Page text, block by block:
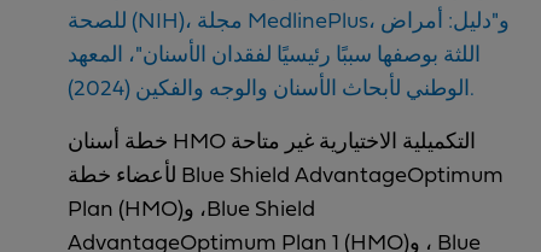
للصحة (NIH)، مجلة MedlinePlus، و"دليل: أمراض
اللثة بوصفها سببًا رئيسيًا لفقدان الأسنان"، المعهد
الوطني لأبحاث الأسنان والوجه والفكين (2024).
خطة أسنان HMO التكميلية الاختيارية غير متاحة
لأعضاء خطة Blue Shield AdvantageOptimum
Plan (HMO)‎‏، وBlue Shield
AdvantageOptimum Plan 1 (HMO)‎‏، و Blue